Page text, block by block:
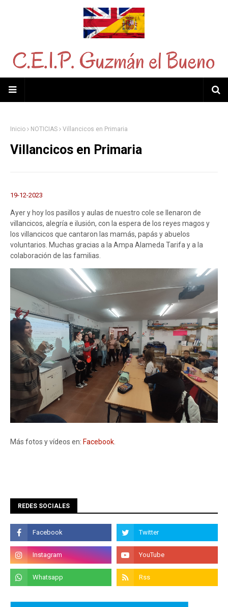
Inicio NOTICIAS Villancicos en Primaria
Villancicos en Primaria
19-12-2023
Ayer y hoy los pasillos y aulas de nuestro cole se llenaron de
villancicos, alegría e ilusión, con la espera de los reyes magos y
los villancicos que cantaron las mamás, papás y abuelos
voluntarios. Muchas gracias a la Ampa Alameda Tarifa y a la
colaboración de las familias.
Más fotos y vídeos en: Facebook
REDES SOCIALES